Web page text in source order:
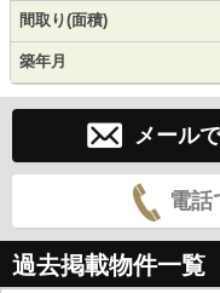
間取り(面積)
築年月
メール
電話
過去掲載物件一覧